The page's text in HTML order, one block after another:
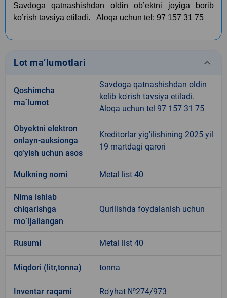
Savdoga qatnashishdan oldin ob’ektni joyiga borib
ko’rish tavsiya etiladi.
Aloqa uchun tel: 97 157 31 75
Lot ma’lumotlari keyboard_arrow_down
Qoshimcha
ma`lumot
Savdoga qatnashishdan oldin
kelib ko'rish tavsiya etiladi.
Aloqa uchun tel 97 157 31 75
Obyektni elektron
onlayn-auksionga
qo‘yish uchun asos
Kreditorlar yig'ilishining 2025 yil
19 martdagi qarori
Mulkning nomi Metal list 40
Nima ishlab
chiqarishga
mo`ljallangan
Qurilishda foydalanish uchun
Rusumi Metal list 40
Miqdori (litr,tonna) tonna
Inventar raqami Ro'yhat №274/973